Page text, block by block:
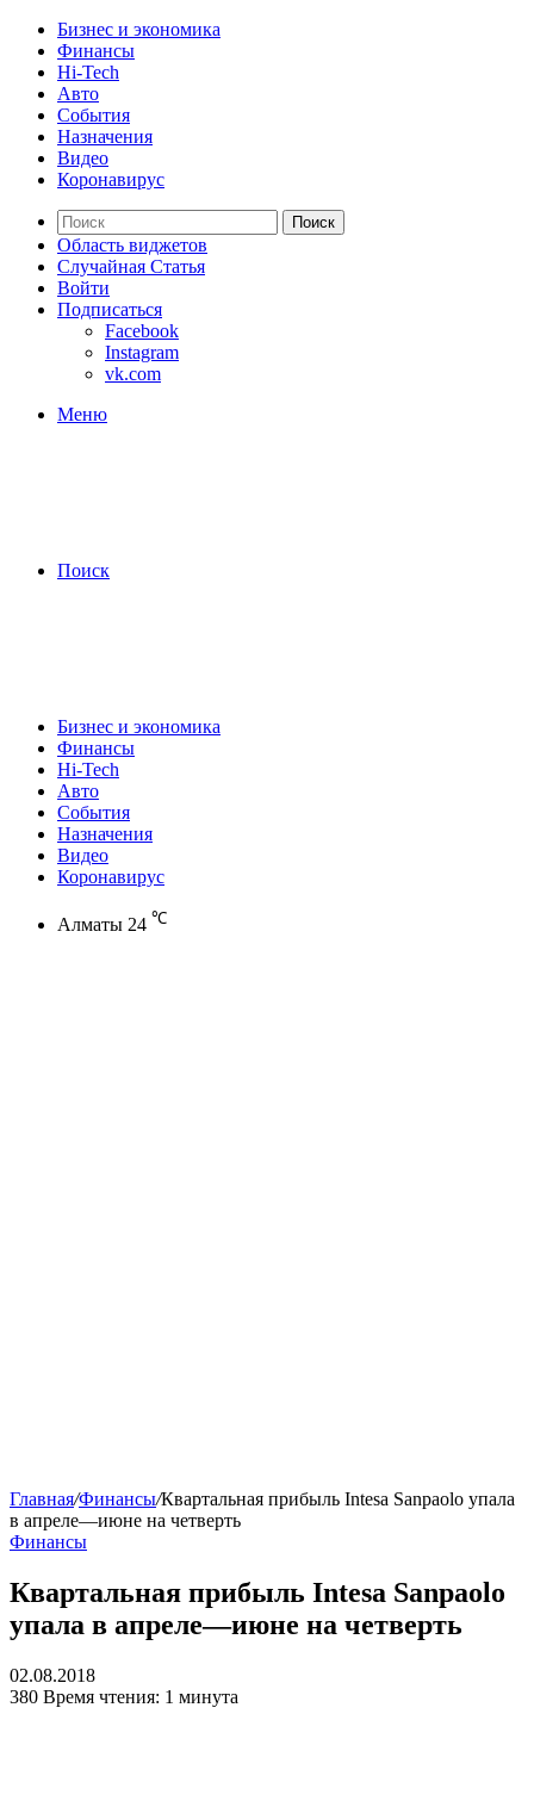
Бизнес и экономика
Финансы
Hi-Tech
Авто
События
Назначения
Видео
Коронавирус
Поиск
Область виджетов
Случайная Статья
Войти
Подписаться
Facebook
Instagram
vk.com
Меню
Поиск
Бизнес и экономика
Финансы
Hi-Tech
Авто
События
Назначения
Видео
Коронавирус
Алматы 24 ℃
Главная/Финансы/Квартальная прибыль Intesa Sanpaolo упала
в апреле—июне на четверть
Финансы
Квартальная прибыль Intesa Sanpaolo
упала в апреле—июне на четверть
02.08.2018
380 Время чтения: 1 минута